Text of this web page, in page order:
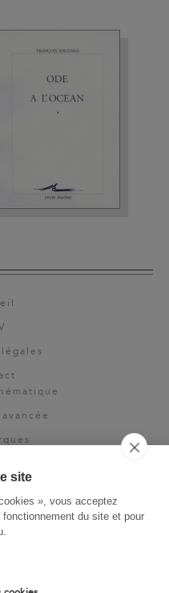
site
», vous acceptez
du site et pour
pro